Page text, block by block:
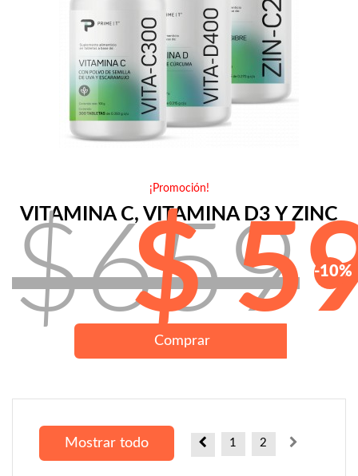
¡Promoción!
VITAMINA C, VITAMINA D3 Y ZINC
$659
$ -10%
Comprar
Mostrar todo 1 2